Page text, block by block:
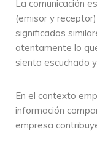
La comunicación
(emisor y
significados
atentamente lo
sienta escuchado
En el contexto
información
empresa